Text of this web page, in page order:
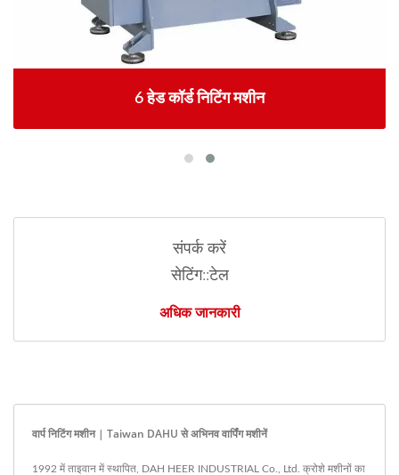
6 हेड कॉर्ड निटिंग मशीन
संपर्क करें
सेटिंग::टेल
अधिक जानकारी
वार्प निटिंग मशीन | Taiwan DAHU से अभिनव वार्पिंग मशीनें
1992 में ताइवान में स्थापित, DAH HEER INDUSTRIAL Co., Ltd. क्रोशे मशीनों का